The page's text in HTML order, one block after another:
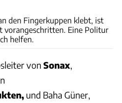
den Fingerkuppen klebt, ist
vorangeschritten. Eine Politur
helfen.
von Sonax,
und Baha Güner,